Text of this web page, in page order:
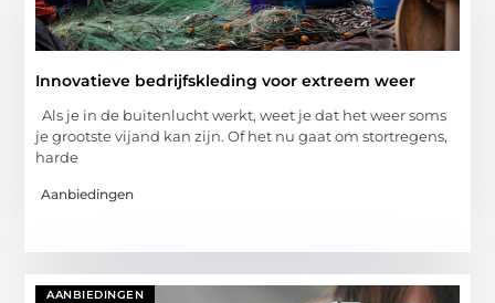
Innovatieve bedrijfskleding voor extreem weer
Als je in de buitenlucht werkt, weet je dat het weer soms
je grootste vijand kan zijn. Of het nu gaat om stortregens,
harde
Aanbiedingen
AANBIEDINGEN